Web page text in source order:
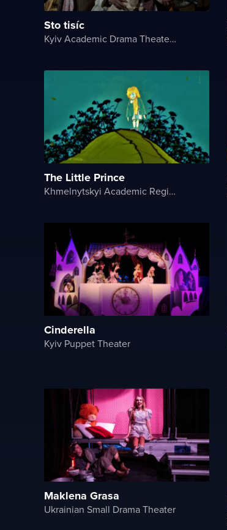
Sto tisíc
Kyiv Academic Drama Theater on Podil
The Little Prince
Khmelnytskyi Academic Regional Puppet Theater
Cinderella
Kyiv Puppet Theater
Maklena Grasa
Ukrainian Small Drama Theater